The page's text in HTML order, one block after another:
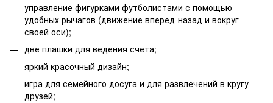
управление фигурками футболистами с помощью
удобных рычагов (движение вперед-назад и вокруг
своей оси);
две плашки для ведения счета;
яркий красочный дизайн;
игра для семейного досуга и для развлечений в кругу
друзей;